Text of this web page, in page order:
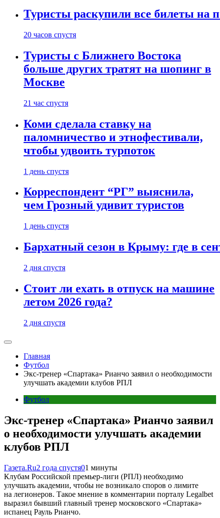
Туристы раскупили все билеты на
20 часов спустя
Туристы с Ближнего Востока
больше других тратят на шопинг в
Москве
21 час спустя
Коми сделала ставку на
паломничество и этнофестивали,
чтобы удвоить турпоток
1 день спустя
Корреспондент “РГ” выяснила,
чем Грозный удивит туристов
1 день спустя
Бархатный сезон в Крыму: где в
2 дня спустя
Стоит ли ехать в отпуск на машине
летом 2026 года?
2 дня спустя
Главная
Футбол
Экс-тренер «Спартака» Рианчо заявил о необходимости
улучшать академии клубов РПЛ
Футбол
Экс-тренер «Спартака» Рианчо заявил
о необходимости улучшать академии
клубов РПЛ
Газета.Ru2 года спустя01 минуты
Клубам Российской премьер-лиги (РПЛ) необходимо
улучшать академии, чтобы не возникало споров о лимите
на легионеров. Такое мнение в комментарии порталу Legalbet
выразил бывший главный тренер московского «Спартака»
испанец Рауль Рианчо.